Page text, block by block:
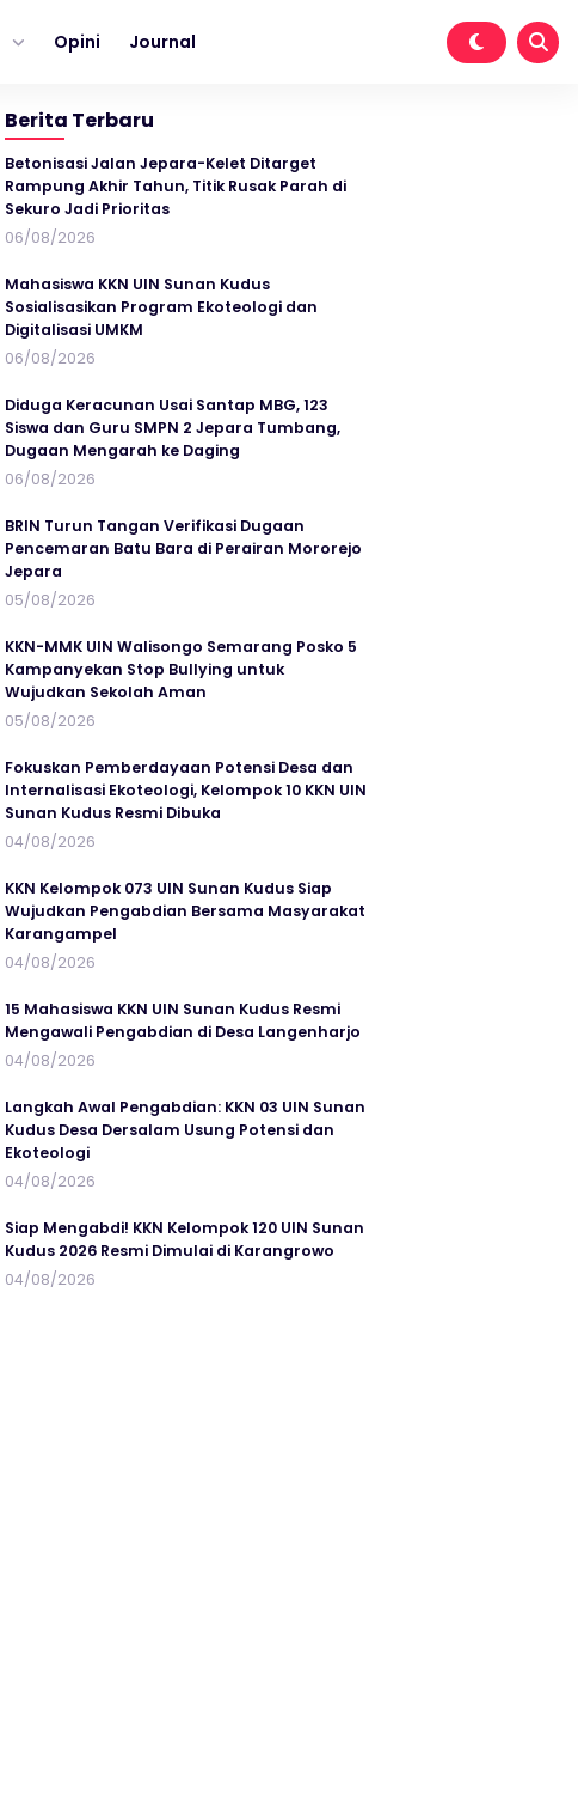
Opini Journal
Berita Terbaru
Betonisasi Jalan Jepara-Kelet Ditarget
Rampung Akhir Tahun, Titik Rusak Parah di
Sekuro Jadi Prioritas
06/08/2026
Mahasiswa KKN UIN Sunan Kudus
Sosialisasikan Program Ekoteologi dan
Digitalisasi UMKM
06/08/2026
Diduga Keracunan Usai Santap MBG, 123
Siswa dan Guru SMPN 2 Jepara Tumbang,
Dugaan Mengarah ke Daging
06/08/2026
BRIN Turun Tangan Verifikasi Dugaan
Pencemaran Batu Bara di Perairan Mororejo
Jepara
05/08/2026
KKN-MMK UIN Walisongo Semarang Posko 5
Kampanyekan Stop Bullying untuk
Wujudkan Sekolah Aman
05/08/2026
Fokuskan Pemberdayaan Potensi Desa dan
Internalisasi Ekoteologi, Kelompok 10 KKN UIN
Sunan Kudus Resmi Dibuka
04/08/2026
KKN Kelompok 073 UIN Sunan Kudus Siap
Wujudkan Pengabdian Bersama Masyarakat
Karangampel
04/08/2026
15 Mahasiswa KKN UIN Sunan Kudus Resmi
Mengawali Pengabdian di Desa Langenharjo
04/08/2026
Langkah Awal Pengabdian: KKN 03 UIN Sunan
Kudus Desa Dersalam Usung Potensi dan
Ekoteologi
04/08/2026
Siap Mengabdi! KKN Kelompok 120 UIN Sunan
Kudus 2026 Resmi Dimulai di Karangrowo
04/08/2026